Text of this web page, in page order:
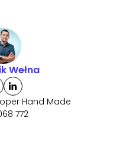
Wełna
Hand Made
772